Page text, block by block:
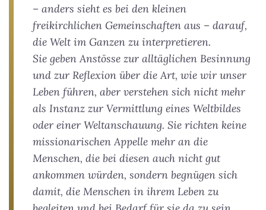
– anders sieht es bei den kleinen
freikirchlichen Gemeinschaften aus – darauf,
die Welt im Ganzen zu interpretieren.
Sie geben Anstösse zur alltäglichen Besinnung
und zur Reflexion über die Art, wie wir unser
Leben führen, aber verstehen sich nicht mehr
als Instanz zur Vermittlung eines Weltbildes
oder einer Weltanschauung. Sie richten keine
missionarischen Appelle mehr an die
Menschen, die bei diesen auch nicht gut
ankommen würden, sondern begnügen sich
damit, die Menschen in ihrem Leben zu